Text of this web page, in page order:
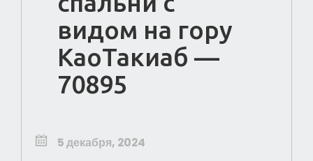
видом на гору
КаоТакиаб —
70895
5 декабря, 2024